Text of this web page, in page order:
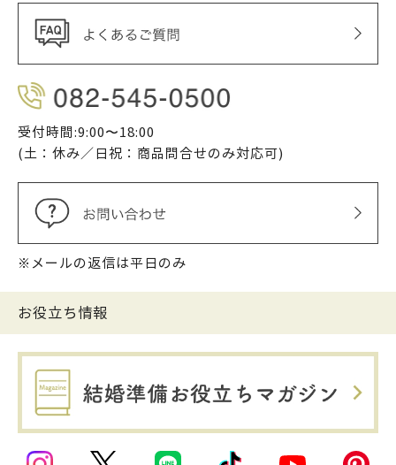
受付時間:9:00〜18:00
(土：休み／日祝：商品問合せのみ対応可)
※メールの返信は平日のみ
お役立ち情報